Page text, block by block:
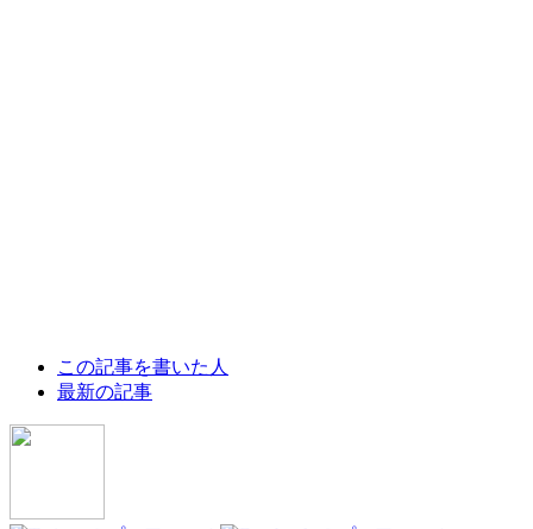
following
tabs
change
この記事を書いた人
最新の記事